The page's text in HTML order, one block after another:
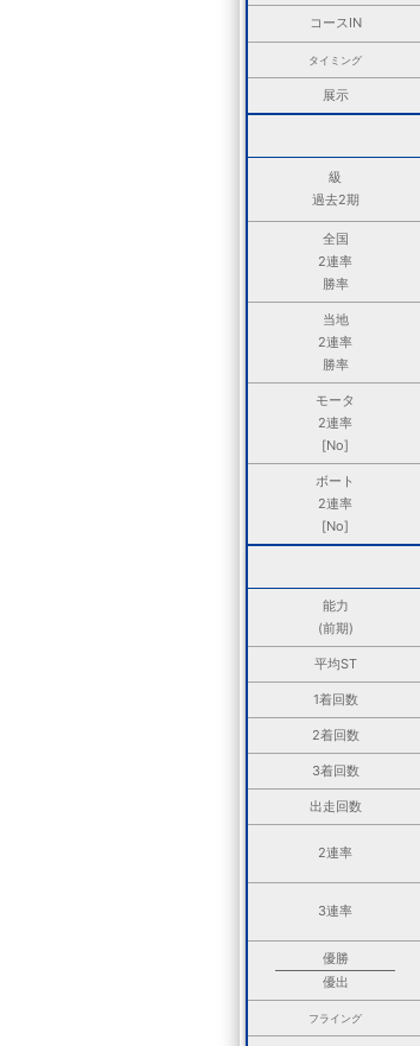
コースIN
タイミング
展示
級
過去2期
全国
2連率
勝率
当地
2連率
勝率
モータ
2連率
[No]
ボート
2連率
[No]
能力
(前期)
平均ST
1着回数
2着回数
3着回数
出走回数
2連率
3連率
優勝
優出
フライング